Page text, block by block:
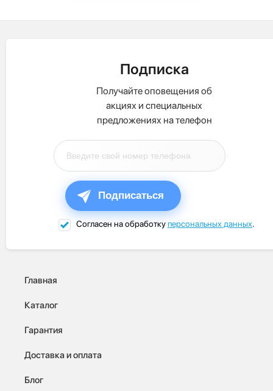
Подписка
Получайте оповещения об
акциях и специальных
предложениях на телефон
Подписаться
Согласен на обработкуперсональных данных.
Главная
Каталог
Гарантия
Доставка и оплата
Блог